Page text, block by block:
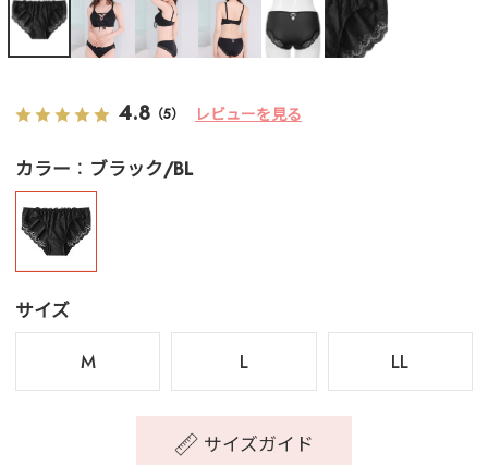
4.8 （5） レビューを見る
カラー ブラック/BL
サイズ
M
L LL
サイズガイド